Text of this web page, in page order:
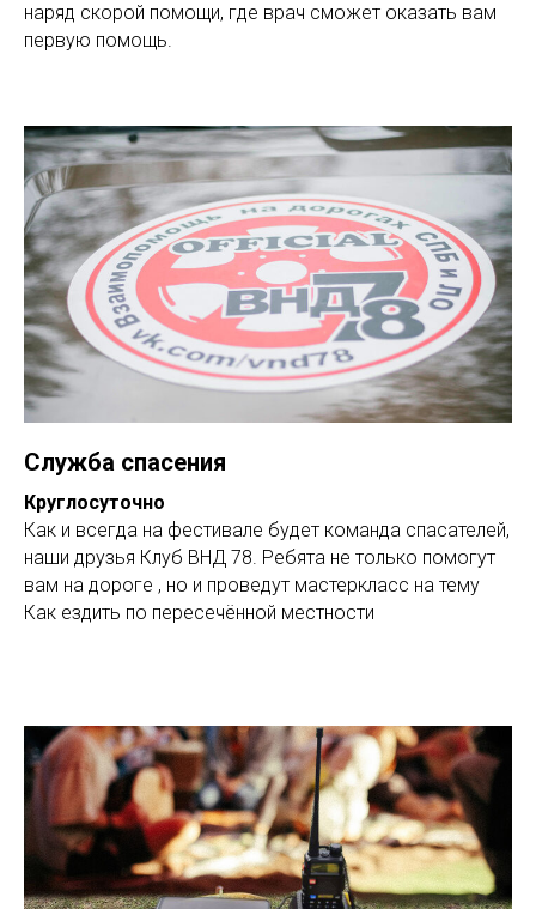
наряд скорой помощи, где врач сможет оказать вам
первую помощь.
Служба спасения
Круглосуточно
Как и всегда на фестивале будет команда спасателей,
наши друзья Клуб ВНД 78. Ребята не только помогут
вам на дороге , но и проведут мастеркласс на тему
Как ездить по пересечённой местности